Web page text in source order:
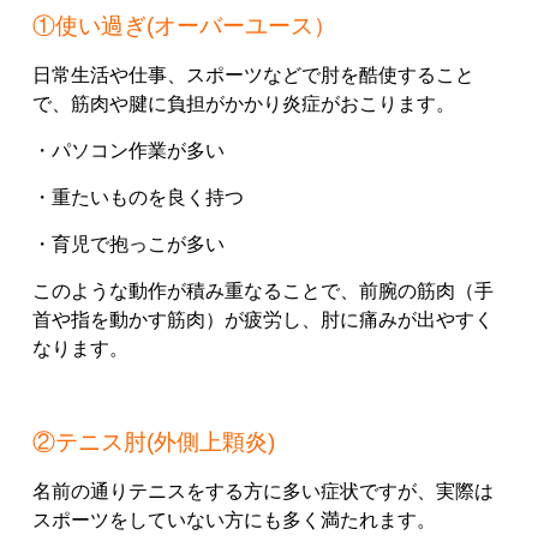
①使い過ぎ(オーバーユース）
日常生活や仕事、スポーツなどで肘を酷使すること
で、筋肉や腱に負担がかかり炎症がおこります。
・パソコン作業が多い
・重たいものを良く持つ
・育児で抱っこが多い
このような動作が積み重なることで、前腕の筋肉（手
首や指を動かす筋肉）が疲労し、肘に痛みが出やすく
なります。
②テニス肘(外側上顆炎)
名前の通りテニスをする方に多い症状ですが、実際は
スポーツをしていない方にも多く満たれます。